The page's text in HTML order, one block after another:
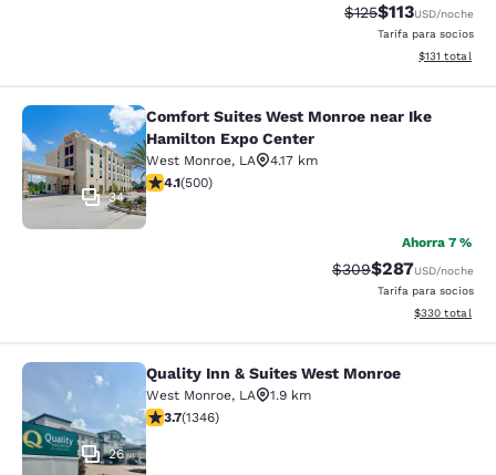
Precio tachado:
$125Precio con
$113USD/noche
Tarifa para socios
Ver detalles
$131 total
Comfort Suites West Monroe near
34
Comfort Suites West Monroe near Ike
Hamilton Expo Center
West Monroe, LA
4.17 km
calificación de 4.14 estrellas. Muy bueno. 500 reseñas
4.1(500)
Ahorra 7 %
Precio tachado:
$309Precio con
$287USD/noche
Tarifa para socios
Ver detalles
$330 total
Quality Inn & Suites West Monroe
26
Quality Inn & Suites West Monroe
West Monroe, LA
1.9 km
calificación de 3.71 estrellas. Bueno. 1346 reseñas
3.7(1346)